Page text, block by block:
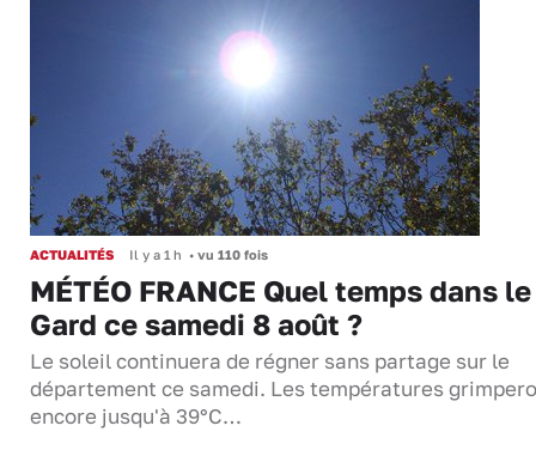
ACTUALITÉS Il y a 1 h • vu 110 fois
MÉTÉO FRANCE Quel temps dans le
Gard ce samedi 8 août ?
Le soleil continuera de régner sans partage sur le
département ce samedi. Les températures
encore jusqu'à 39°C…